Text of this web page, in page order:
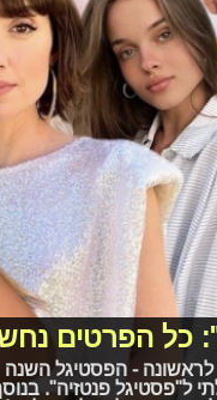
כל הפרטים
- הפסטיגל השנה
ל"פסטיגל פנטזיה".
הפסטיגלים